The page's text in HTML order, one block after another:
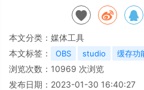
本文分类： 媒体工具
本文标签：
OBS studio 缓存功
浏览次数： 10969 次浏览
发布日期：2023-01-30 16:40:27